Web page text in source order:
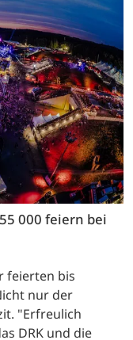
000 feiern bei
feierten bis
nur der
"Erfreulich
DRK und die